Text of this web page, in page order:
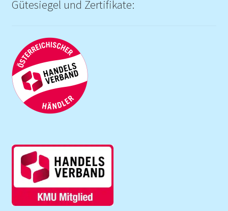
Gütesiegel und Zertifikate: